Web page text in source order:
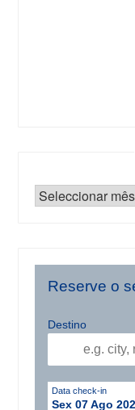
Reserve o
Destino
Data check-in
Sex 07 Ago